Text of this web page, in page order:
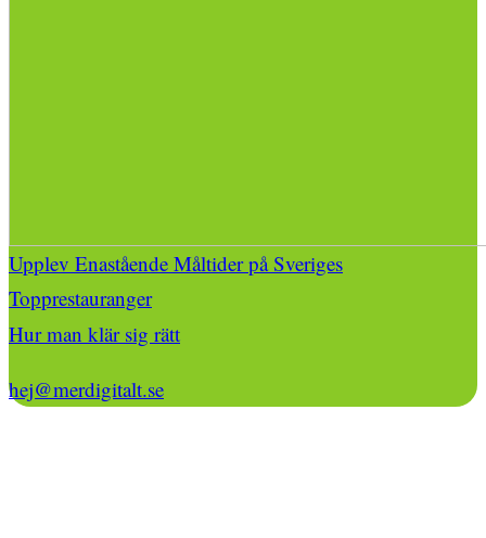
Upplev Enastående Måltider på Sveriges
Topprestauranger
Hur man klär sig rätt
hej@merdigitalt.se